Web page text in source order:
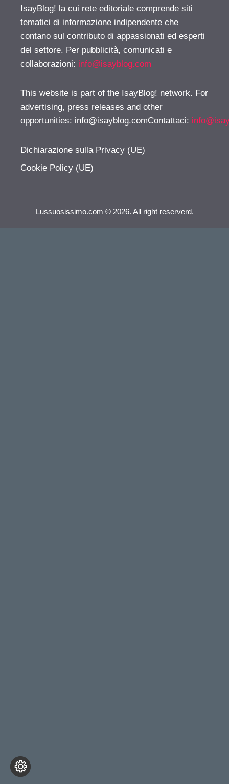
IsayBlog! la cui rete editoriale comprende siti
tematici di informazione indipendente che
contano sul contributo di appassionati ed esperti
del settore. Per pubblicità, comunicati e
collaborazioni: info@isayblog.com
This website is part of the IsayBlog! network. For
advertising, press releases and other
opportunities: info@isayblog.comContattaci:
Dichiarazione sulla Privacy (UE)
Cookie Policy (UE)
Lussuosissimo.com © 2026. All right reserverd.